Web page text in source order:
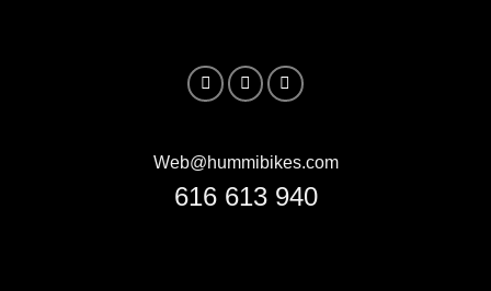
Web@hummibikes.com
616 613 940